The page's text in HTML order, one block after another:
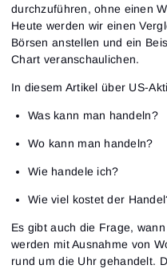
durchzuführen, ohne einen
Heute werden wir einen
Börsen anstellen und ein
Chart veranschaulichen.
In diesem Artikel über US-
Was kann man handeln?
Wo kann man handeln?
Wie handele ich?
Wie viel kostet der
Es gibt auch die Frage,
werden mit Ausnahme von
rund um die Uhr gehandelt.